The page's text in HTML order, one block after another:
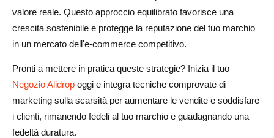
valore reale. Questo approccio equilibrato favorisce una
crescita sostenibile e protegge la reputazione del tuo marchio
in un mercato dell'e-commerce competitivo.
Pronti a mettere in pratica queste strategie? Inizia il tuo
Negozio Alidrop oggi e integra tecniche comprovate di
marketing sulla scarsità per aumentare le vendite e soddisfare
i clienti, rimanendo fedeli al tuo marchio e guadagnando una
fedeltà duratura.